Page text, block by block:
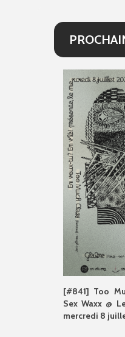
[#841] Too
Sex Waxx @
mercredi 8